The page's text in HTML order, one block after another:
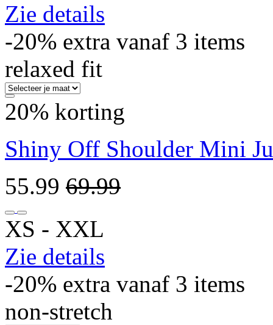
Zie details
-20% extra vanaf 3 items
relaxed fit
20% korting
Shiny Off Shoulder Mini
55.99 69.99
XS ‐ XXL
Zie details
-20% extra vanaf 3 items
non-stretch